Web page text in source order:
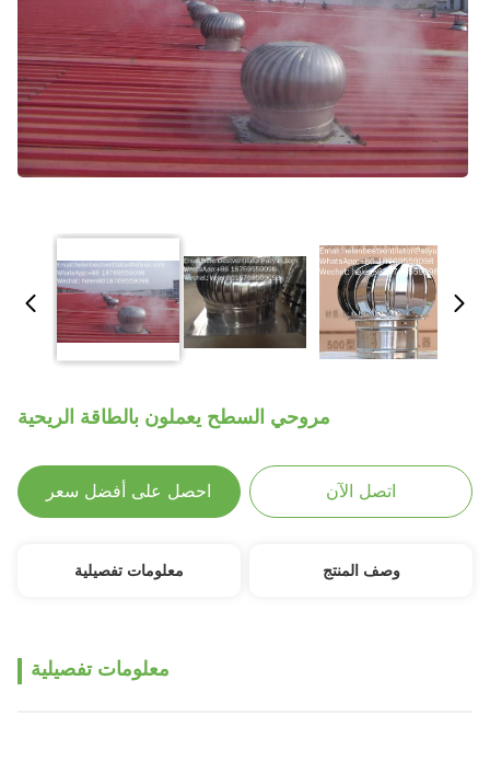
مروحي السطح يعملون بالطاقة الريحية
احصل على أفضل سعر اتصل الآن
معلومات تفصيلية وصف المنتج
معلومات تفصيلية